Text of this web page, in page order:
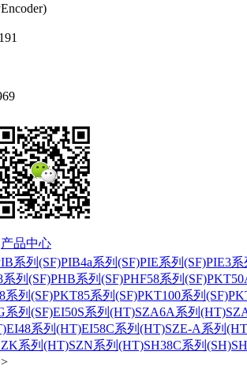
产品中心
系列(SF)​PIB4a系列(SF)​PIE系列(SF)​PIE3系
系列(SF)​PHB系列(SF)PHF58系列(SF)
系列(SF)​PKT85系列(SF)​PKT100系列(SF)
系列(SF)​EI50S系列(HT)​SZA6A系列(HT)
​EI48系列(HT)​EI58C系列(HT)​SZE-A系列
系列(HT)​SZN系列(HT)SH38C系列(SH)